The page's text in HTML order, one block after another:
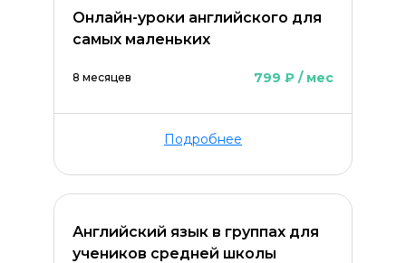
Онлайн-уроки английского для
самых маленьких
8 месяцев 799 ₽ / мес
Подробнее
Английский язык в группах для
учеников средней школы